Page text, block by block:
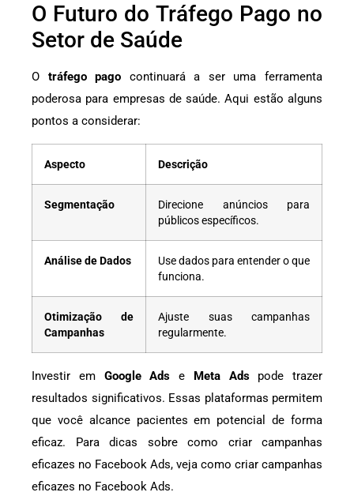
O Futuro do Tráfego Pago no
Setor de Saúde
O tráfego pago continuará a ser uma ferramenta
poderosa para empresas de saúde. Aqui estão alguns
pontos a considerar:
Aspecto Descrição
Segmentação
Direcione anúncios para
públicos específicos.
Análise de Dados
Use dados para entender o que
funciona.
Otimização de
Campanhas
Ajuste suas campanhas
regularmente.
Investir em Google Ads e Meta Adspode trazer
resultados significativos. Essas plataformas permitem
que você alcance pacientes em potencial de forma
eficaz. Para dicas sobre como criar campanhas
eficazes no Facebook Ads, veja como criar campanhas
eficazes no Facebook Ads.